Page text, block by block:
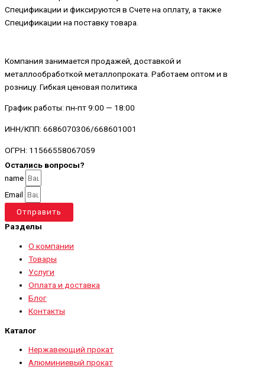
Спецификации и фиксируются в Счете на оплату, а также
Спецификации на поставку товара.
Компания занимается продажей, доставкой и
металлообработкой металлопроката. Работаем оптом и в
розницу. Гибкая ценовая политика
График работы: пн-пт 9:00 — 18:00
ИНН/КПП: 6686070306/668601001
ОГРН: 11566558067059
Остались вопросы?
name
Email
Отправить
Разделы
О компании
Товары
Услуги
Оплата и доставка
Блог
Контакты
Каталог
Нержавеющий прокат
Алюминиевый прокат